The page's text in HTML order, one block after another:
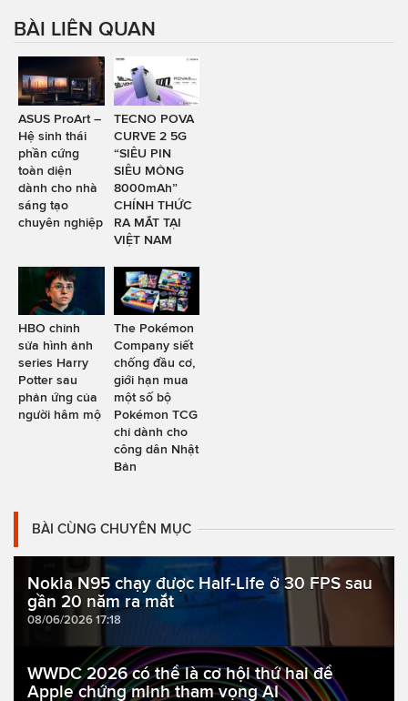
BÀI LIÊN QUAN
ASUS ProArt –
Hệ sinh thái
phần cứng
toàn diện
dành cho nhà
sáng tạo
chuyên nghiệp
TECNO POVA
CURVE 2 5G
“SIÊU PIN
SIÊU MỎNG
8000mAh”
CHÍNH THỨC
RA MẮT TẠI
VIỆT NAM
HBO chỉnh
sửa hình ảnh
series Harry
Potter sau
phản ứng của
người hâm mộ
The Pokémon
Company siết
chống đầu cơ,
giới hạn mua
một số bộ
Pokémon TCG
chỉ dành cho
công dân Nhật
Bản
BÀI CÙNG CHUYÊN MỤC
Nokia N95 chạy được Half-Life ở 30 FPS sau
gần 20 năm ra mắt
08/06/2026 17:18
WWDC 2026 có thể là cơ hội thứ hai để
Apple chứng minh tham vọng AI